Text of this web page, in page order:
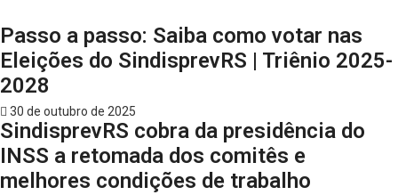
Passo a passo: Saiba como votar nas
Eleições do SindisprevRS | Triênio 2025-
2028
30 de outubro de 2025
SindisprevRS cobra da presidência do
INSS a retomada dos comitês e
melhores condições de trabalho